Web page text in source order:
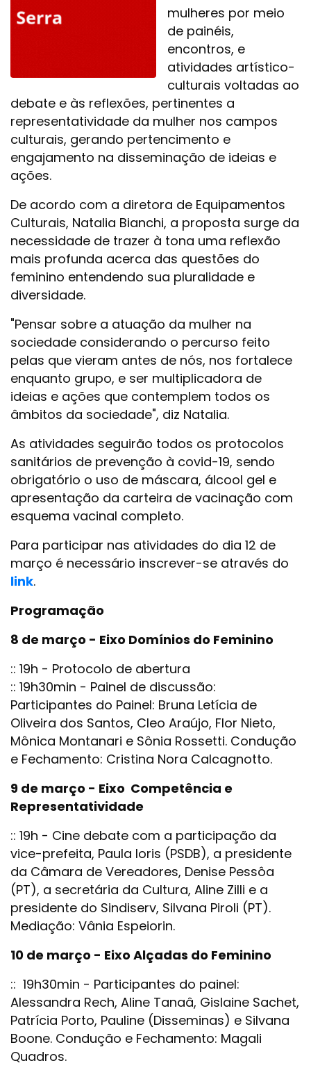
mulheres por meio
de painéis,
encontros, e
atividades artístico-
culturais voltadas ao
debate e às reflexões, pertinentes a
representatividade da mulher nos campos
culturais, gerando pertencimento e
engajamento na disseminação de ideias e
ações.
De acordo com a diretora de Equipamentos
Culturais, Natalia Bianchi, a proposta surge da
necessidade de trazer à tona uma reflexão
mais profunda acerca das questões do
feminino entendendo sua pluralidade e
diversidade.
"Pensar sobre a atuação da mulher na
sociedade considerando o percurso feito
pelas que vieram antes de nós, nos fortalece
enquanto grupo, e ser multiplicadora de
ideias e ações que contemplem todos os
âmbitos da sociedade", diz Natalia.
As atividades seguirão todos os protocolos
sanitários de prevenção à covid-19, sendo
obrigatório o uso de máscara, álcool gel e
apresentação da carteira de vacinação com
esquema vacinal completo.
Para participar nas atividades do dia 12 de
março é necessário inscrever-se através do
link.
Programação
8 de março - Eixo Domínios do Feminino
:: 19h - Protocolo de abertura
:: 19h30min - Painel de discussão:
Participantes do Painel: Bruna Letícia de
Oliveira dos Santos, Cleo Araújo, Flor Nieto,
Mônica Montanari e Sônia Rossetti. Condução
e Fechamento: Cristina Nora Calcagnotto.
9 de março - Eixo Competência e
Representatividade
:: 19h - Cine debate com a participação da
vice-prefeita, Paula Ioris (PSDB), a presidente
da Câmara de Vereadores, Denise Pessôa
(PT), a secretária da Cultura, Aline Zilli e a
presidente do Sindiserv, Silvana Piroli (PT).
Mediação: Vânia Espeiorin.
10 de março - Eixo Alçadas do Feminino
:: 19h30min - Participantes do painel:
Alessandra Rech, Aline Tanaâ, Gislaine Sachet,
Patrícia Porto, Pauline (Disseminas) e Silvana
Boone. Condução e Fechamento: Magali
Quadros.